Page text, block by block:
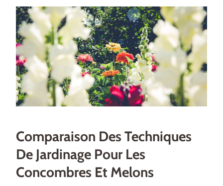
Comparaison Des Techniques
De Jardinage Pour Les
Concombres Et Melons